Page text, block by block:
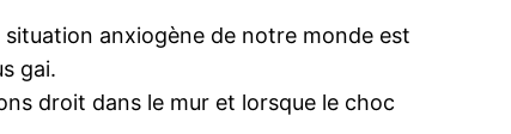
anxiogène de notre monde est
gai.
droit dans le mur et lorsque le choc